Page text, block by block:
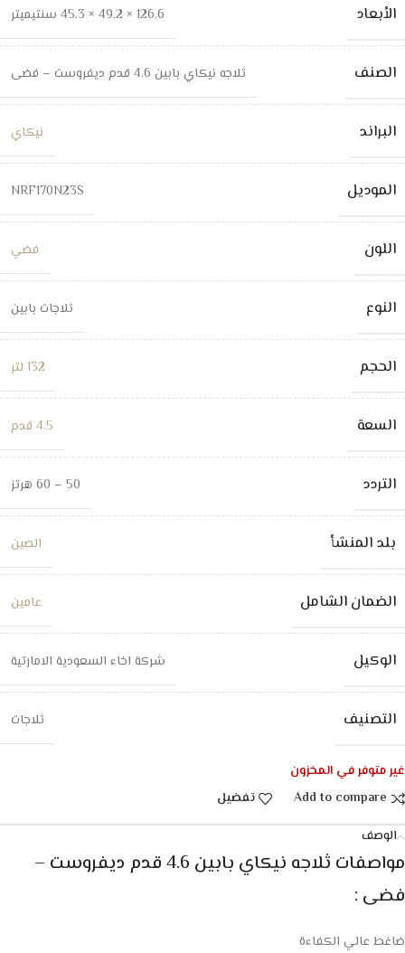
الأبعاد 126.6 × 49.2 × 45.3 سنتيميتر
الصنف ثلاجه نيكاي بابين 4.6 قدم ديفروست – فضى
البراند نيكاي
الموديل NRF170N23S
اللون فضي
النوع ثلاجات بابين
الحجم 132 لتر
السعة 4.5 قدم
التردد 50 – 60 هرتز
بلد المنشأ الصين
الضمان الشامل عامين
الوكيل شركة اخاء السعودية الامارتية
التصنيف ثلاجات
غير متوفر في المخزون
Add to compare
تفضيل
الوصف
مواصفات ثلاجه نيكاي بابين 4.6 قدم ديفروست –
فضى :
ضاغط عالي الكفاءة